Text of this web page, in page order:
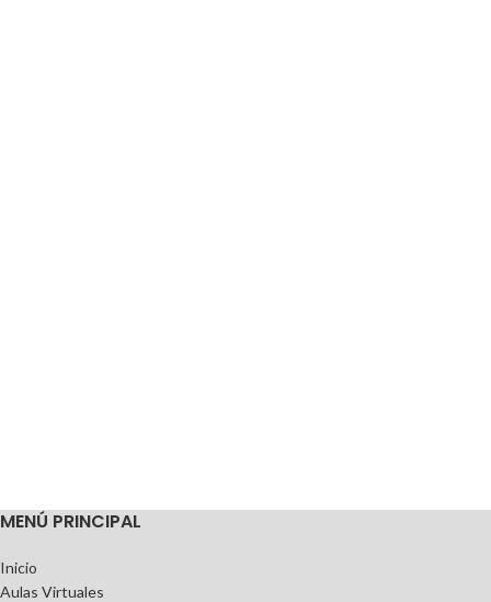
MENÚ PRINCIPAL
Inicio
Aulas Virtuales